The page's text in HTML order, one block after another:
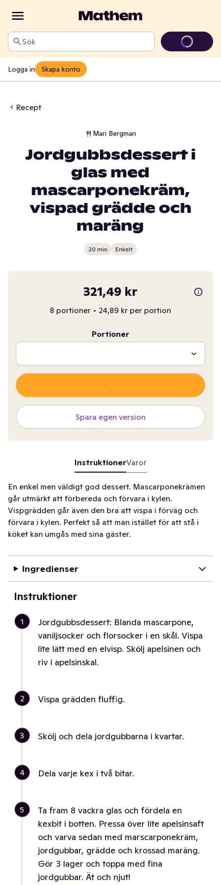
Sök
Logga in Skapa konto
Recept
Mari Bergman
Jordgubbsdessert i
glas med
mascarponekräm,
vispad grädde och
maräng
20 min Enkelt
321,49 kr
8 portioner • 24,89 kr per portion
Portioner
Spara egen version
InstruktionerVaror
En enkel men väldigt god dessert. Mascarponekrämen
går utmärkt att förbereda och förvara i kylen.
Vispgrädden går även den bra att vispa i förväg och
förvara i kylen. Perfekt så att man istället för att stå i
köket kan umgås med sina gäster.
Ingredienser
Instruktioner
1
Jordgubbsdessert: Blanda mascarpone,
vaniljsocker och florsocker i en skål. Vispa
lite lätt med en elvisp. Skölj apelsinen och
riv i apelsinskal.
2 Vispa grädden fluffig.
3 Skölj och dela jordgubbarna i kvartar.
4 Dela varje kex i två bitar.
5
Ta fram 8 vackra glas och fördela en
kexbit i botten. Pressa över lite apelsinsaft
och varva sedan med marscarponekräm,
jordgubbar, grädde och krossad maräng.
Gör 3 lager och toppa med fina
jordgubbar. Ät och njut!